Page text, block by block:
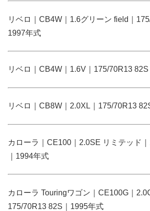
リベロ｜CB4W｜1.6グリーン field｜
1997年式
リベロ｜CB4W｜1.6V｜175/70R13
リベロ｜CB8W｜2.0XL｜175/70R13
カローラ｜CE100｜2.0SE リミテッド
｜1994年式
カローラ Touringワゴン｜CE100G｜
175/70R13 82S｜1995年式